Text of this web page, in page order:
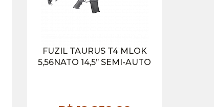
FUZIL TAURUS T4 MLOK
5,56NATO 14,5’’ SEMI-AUTO